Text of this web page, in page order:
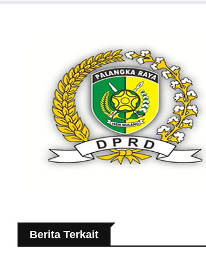
Berita Terkait